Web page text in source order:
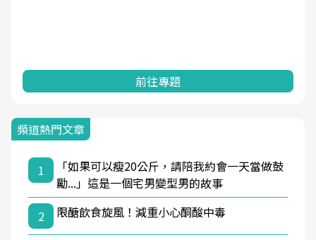
前往專題
頻道熱門文章
1
「如果可以瘦20公斤，請陪我約會一天當做鼓
勵...」這是一個宅男變型男的故事
2
限醣飲食旋風！減重小心酮酸中毒